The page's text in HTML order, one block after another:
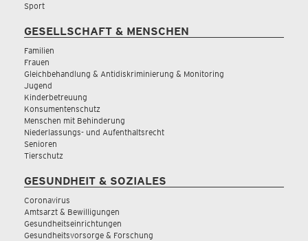
Sport
GESELLSCHAFT & MENSCHEN
Familien
Frauen
Gleichbehandlung & Antidiskriminierung & Monitoring
Jugend
Kinderbetreuung
Konsumentenschutz
Menschen mit Behinderung
Niederlassungs- und Aufenthaltsrecht
Senioren
Tierschutz
GESUNDHEIT & SOZIALES
Coronavirus
Amtsarzt & Bewilligungen
Gesundheitseinrichtungen
Gesundheitsvorsorge & Forschung